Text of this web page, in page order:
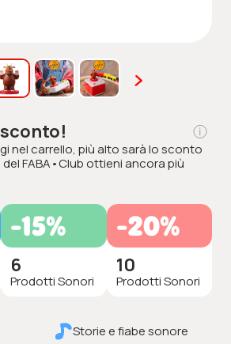
nel carrello, più alto sarà lo sconto
del FABA•Club ottieni ancora più
-15%
6
Prodotti Sonori
-20%
10
Prodotti Sonori
Storie e fiabe sonore